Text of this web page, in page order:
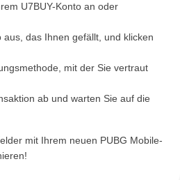
U7BUY-Konto an oder
das Ihnen gefällt, und klicken
mit der Sie vertraut
ab und warten Sie auf die
mit Ihrem neuen PUBG Mobile-